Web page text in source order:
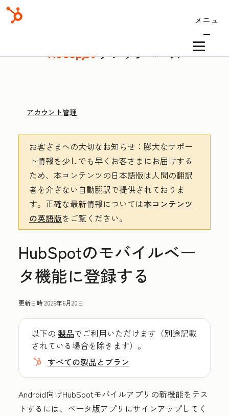
メニュ
ー
ナレッジベース
アカウント管理
お客さまへの大切なお知らせ ：膨大なサポー
ト情報を少しでも早くお客さまにお届けする
ため、本コンテンツの日本語版は人間の翻訳
者を介さない自動翻訳で提供されておりま
す。 正確な最新情報については本コンテンツ
の英語版をご覧ください。
HubSpotのモバイルベー
タ機能に登録する
更新日時2026年6月20日
以下の 製品でご利用いただけます（別途記載
されている場合を除きます）。
すべての製品とプラン
Android向けHubSpotモバイルアプリの新機能をテス
トするには、ベータ版アプリにサインアップしてく